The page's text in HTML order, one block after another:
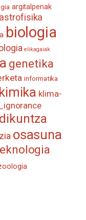
argitalpenak
astrofisika
biologia
elikagaiak
genetika
informatika
kimika klima-
osasuna